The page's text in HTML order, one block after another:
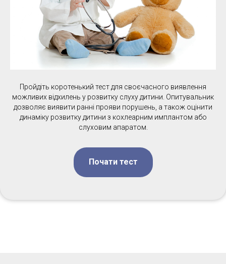
Пройдіть коротенький тест для своєчасного виявлення
можливих відхилень у розвитку слуху дитини. Опитувальник
дозволяє виявити ранні прояви порушень, а також оцінити
динаміку розвитку дитини з кохлеарним имплантом або
слуховим апаратом.
Почати тест